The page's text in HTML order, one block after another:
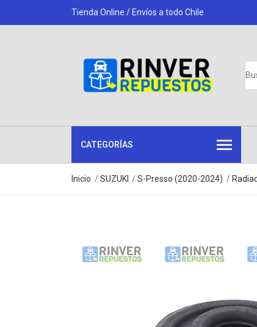
Tienda Online / Envíos a todo Chile
CATEGORÍAS
Inicio SUZUKI S-Presso (2020-2024)